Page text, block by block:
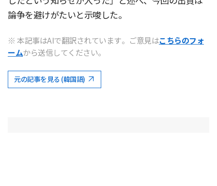
論争を避けがたいと示唆した。
※ 本記事はAIで翻訳されています。ご意見はこちらのフォ
ームから送信してください。
元の記事を見る (韓国語)